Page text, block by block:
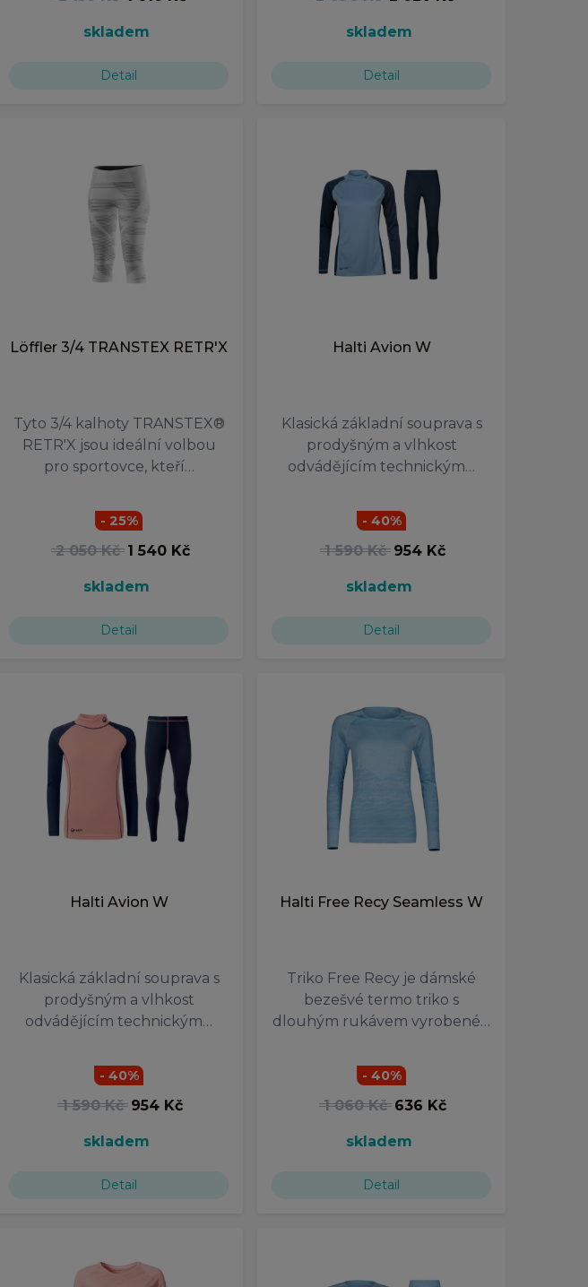
skladem
Detail
skladem
Detail
Löffler 3/4 TRANSTEX RETR'X
Tyto 3/4 kalhoty TRANSTEX®
RETR'X jsou ideální volbou
pro sportovce, kteří…
- 25%
2 050 Kč 1 540 Kč
skladem
Detail
Halti Avion W
Klasická základní souprava s
prodyšným a vlhkost
odvádějícím technickým…
- 40%
1 590 Kč 954 Kč
skladem
Detail
Halti Avion W
Klasická základní souprava s
prodyšným a vlhkost
odvádějícím technickým…
- 40%
1 590 Kč 954 Kč
skladem
Detail
Halti Free Recy Seamless W
Triko Free Recy je dámské
bezešvé termo triko s
dlouhým rukávem vyrobené…
- 40%
1 060 Kč 636 Kč
skladem
Detail